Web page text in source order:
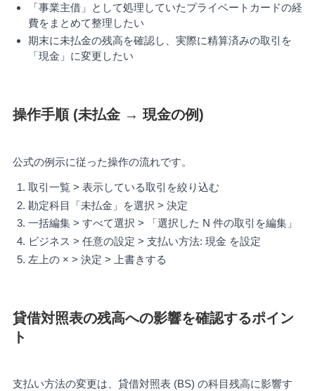
「事業主借」として処理していたプライベートカードの経
費をまとめて整理したい
期末に未払金の残高を確認し、実際に精算済みの取引を
「現金」に変更したい
操作手順 (未払金 → 現金の例)
公式の例示に従った操作の流れです。
取引一覧 > 表示している取引を絞り込む
勘定科目「未払金」を選択 > 決定
一括編集 > すべて選択 > 「選択した N 件の取引を編集」
ビジネス > 任意の設定 > 支払い方法: 現金 を設定
左上の × > 決定 > 上書きする
貸借対照表の残高への影響を確認するポイン
ト
支払い方法の変更は、貸借対照表 (BS) の科目残高に影響す